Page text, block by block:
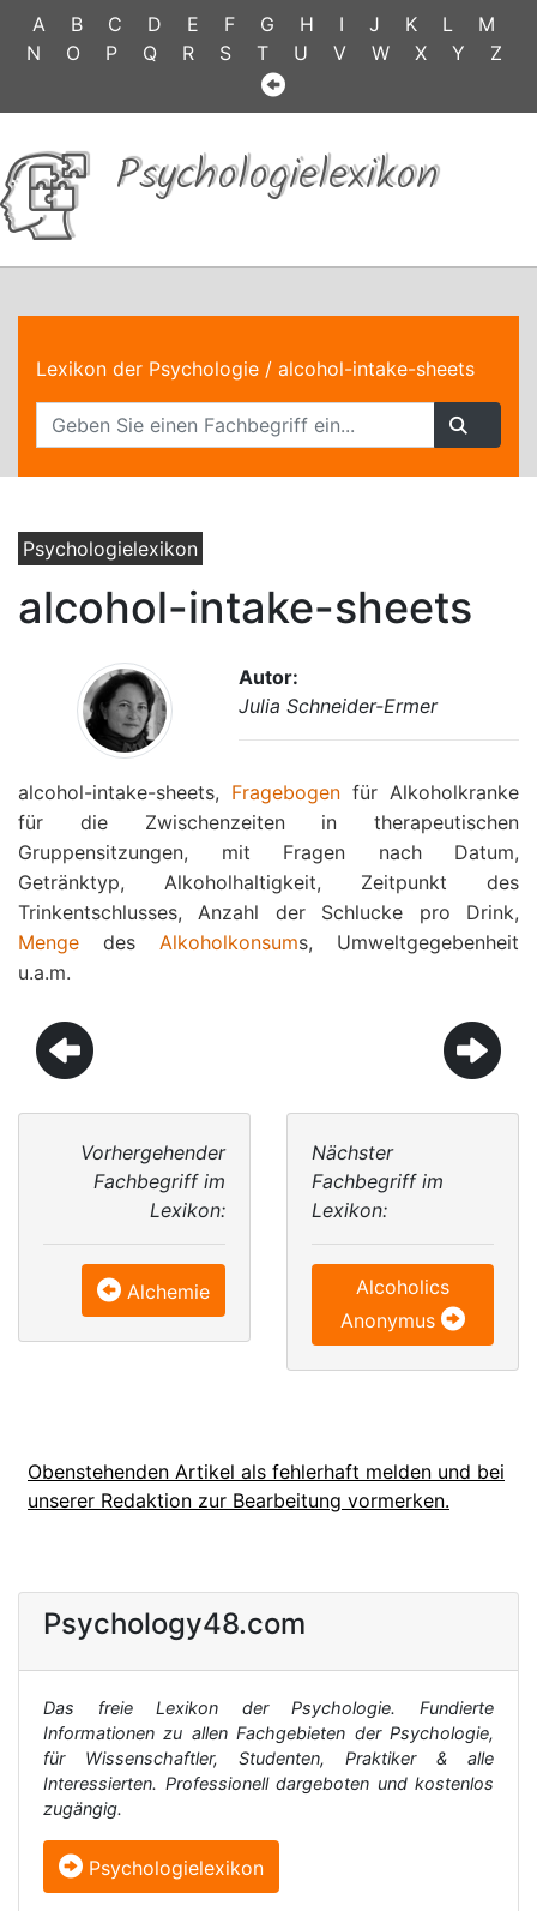
A B C D E F G H I J K L
M
N
O P Q R S T U V W X Y Z
Psychologielexikon
Lexikon der Psychologie / alcohol-intake-sheets
Psychologielexikon
alcohol-intake-sheets
Autor:
Julia Schneider-Ermer
alcohol-intake-sheets, Fragebogen für Alkoholkranke
für die Zwischenzeiten in therapeutischen
Gruppensitzungen, mit Fragen nach Datum,
Getränktyp, Alkoholhaltigkeit, Zeitpunkt des
Trinkentschlusses, Anzahl der Schlucke pro Drink,
Menge des Alkoholkonsums, Umweltgegebenheit
u.a.m.
Vorhergehender
Fachbegriff im
Lexikon:
Alchemie
Nächster
Fachbegriff im
Lexikon:
Alcoholics
Anonymus
Obenstehenden Artikel als fehlerhaft melden und bei
unserer Redaktion zur Bearbeitung vormerken.
Psychology48.com
Das freie Lexikon der Psychologie. Fundierte
Informationen zu allen Fachgebieten der Psychologie,
für Wissenschaftler, Studenten, Praktiker & alle
Interessierten. Professionell dargeboten und kostenlos
zugängig.
Psychologielexikon